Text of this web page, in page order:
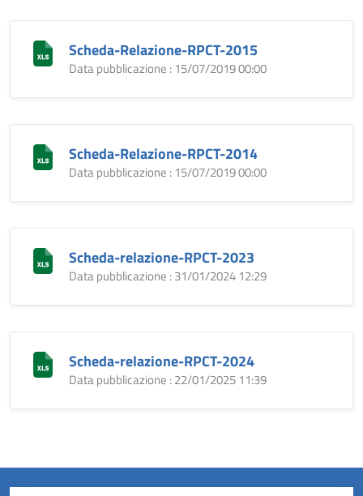
Scheda-Relazione-RPCT-2015
Data pubblicazione : 15/07/2019 00:00
Scheda-Relazione-RPCT-2014
Data pubblicazione : 15/07/2019 00:00
Scheda-relazione-RPCT-2023
Data pubblicazione : 31/01/2024 12:29
Scheda-relazione-RPCT-2024
Data pubblicazione : 22/01/2025 11:39